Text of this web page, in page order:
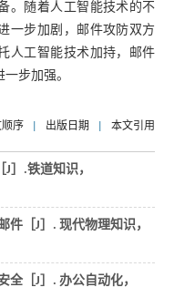
。随着人工智能技术的不
一步加剧，邮件攻防双方
人工智能技术加持，邮件
步加强。
顺序 出版日期 本文引用
J］.铁道知识，
件［J］. 现代物理知识，
全［J］. 办公自动化，